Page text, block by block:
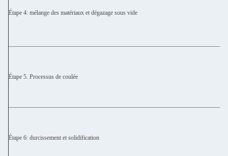
Étape 4: mélange des matériaux et dégazage sous vide
Étape 5. Processus de coulée
Étape 6: durcissement et solidification